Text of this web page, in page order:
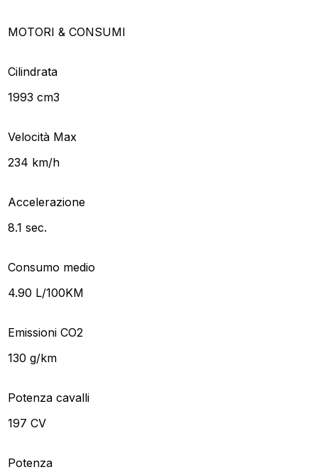
MOTORI & CONSUMI
Cilindrata
1993 cm3
Velocità Max
234 km/h
Accelerazione
8.1 sec.
Consumo medio
4.90 L/100KM
Emissioni CO2
130 g/km
Potenza cavalli
197 CV
Potenza